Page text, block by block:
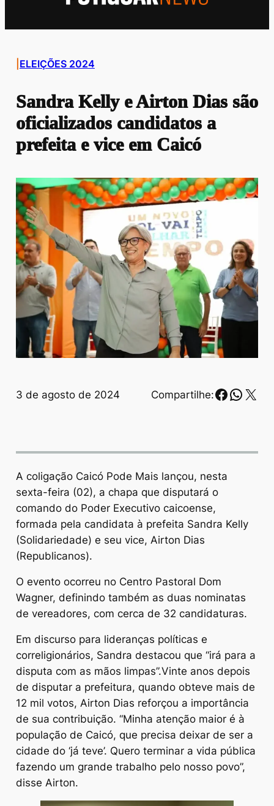
ELEIÇÕES 2024
Sandra Kelly e Airton Dias são
oficializados candidatos a
prefeita e vice em Caicó
3 de agosto de 2024 Compartilhe: X
A coligação Caicó Pode Mais lançou, nesta
sexta-feira (02), a chapa que disputará o
comando do Poder Executivo caicoense,
formada pela candidata à prefeita Sandra Kelly
(Solidariedade) e seu vice, Airton Dias
(Republicanos).
O evento ocorreu no Centro Pastoral Dom
Wagner, definindo também as duas nominatas
de vereadores, com cerca de 32 candidaturas.
Em discurso para lideranças políticas e
correligionários, Sandra destacou que “irá para a
disputa com as mãos limpas”.Vinte anos depois
de disputar a prefeitura, quando obteve mais de
12 mil votos, Airton Dias reforçou a importância
de sua contribuição. “Minha atenção maior é à
população de Caicó, que precisa deixar de ser a
cidade do ‘já teve’. Quero terminar a vida pública
fazendo um grande trabalho pelo nosso povo”,
disse Airton.